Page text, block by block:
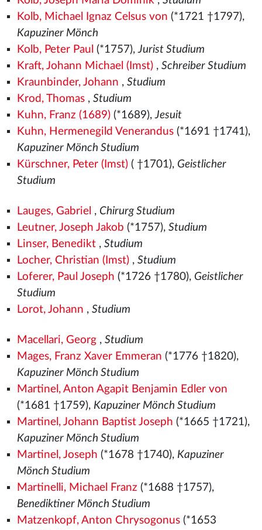
Kolb, Michael Ignaz Celsus von (*1721 †1797),
Kapuziner Mönch
Kolb, Peter Paul (*1757),Jurist Studium
Kraft, Johann Michael (Imst), Schreiber Studium
Kraunbinder, Johann , Studium
Krod, Thomas, Studium
Kuhn, Franz (1689)(*1689),Jesuit
Kuhn, Hermenegild Venerandus(*1691 †1741),
Kapuziner Mönch Studium
Kürschner, Peter (Imst)( †1701), Geistlicher
Studium
Lauges, Gabriel , Chirurg Studium
Leutner, Joseph Jakob (*1757), Studium
Linser, Benedikt, Studium
Locher, Christian (Imst), Studium
Loferer, Paul Joseph (*1726 †1780), Geistlicher
Studium
Lorot, Johann , Studium
Macellari, Georg, Studium
Mages, Franz Xaver Emmeran (*1776 †1820),
Kapuziner Mönch Studium
Martinel, Anton Agapit Benjamin Edler von
(*1681 †1759), Kapuziner Mönch Studium
Martinel, Johann Baptist Joseph (*1665 †1721),
Kapuziner Mönch Studium
Martinel, Joseph (*1678 †1740), Kapuziner
Mönch Studium
Martinelli, Michael Franz (*1688 †1757),
Benediktiner Mönch Studium
Matzenkopf, Anton Chrysogonus(*1653